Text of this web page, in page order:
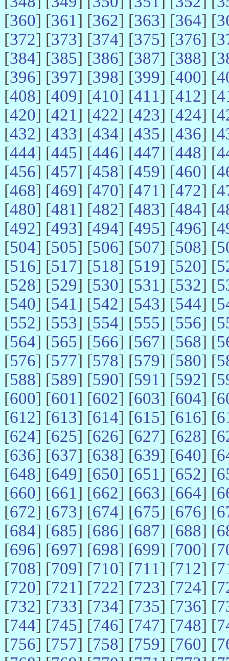
[360] [361] [362] [363] [364] [
[372] [373] [374] [375] [376] [
[384] [385] [386] [387] [388] [
[396] [397] [398] [399] [400] [
[408] [409] [410] [411] [412] [
[420] [421] [422] [423] [424] [
[432] [433] [434] [435] [436] [
[444] [445] [446] [447] [448] [
[456] [457] [458] [459] [460] [
[468] [469] [470] [471] [472] [
[480] [481] [482] [483] [484] [
[492] [493] [494] [495] [496] [
[504] [505] [506] [507] [508] [
[516] [517] [518] [519] [520] [
[528] [529] [530] [531] [532] [
[540] [541] [542] [543] [544] [
[552] [553] [554] [555] [556] [
[564] [565] [566] [567] [568] [
[576] [577] [578] [579] [580] [
[588] [589] [590] [591] [592] [
[600] [601] [602] [603] [604] [
[612] [613] [614] [615] [616] [
[624] [625] [626] [627] [628] [
[636] [637] [638] [639] [640] [
[648] [649] [650] [651] [652] [
[660] [661] [662] [663] [664] [
[672] [673] [674] [675] [676] [
[684] [685] [686] [687] [688] [
[696] [697] [698] [699] [700] [
[708] [709] [710] [711] [712] [
[720] [721] [722] [723] [724] [
[732] [733] [734] [735] [736] [
[744] [745] [746] [747] [748] [
[756] [757] [758] [759] [760] [